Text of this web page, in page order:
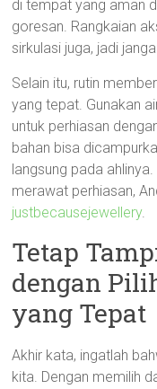
di tempat yang aman
goresan. Rangkaian
sirkulasi juga, jadi
Selain itu, rutin
yang tepat. Gunakan
untuk perhiasan
bahan bisa
langsung pada
merawat perhiasan,
justbecausejewellery.
Tetap
dengan
yang Tepat
Akhir kata, ingatlah
kita. Dengan memilih